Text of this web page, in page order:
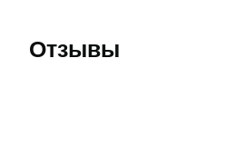
Отзывы